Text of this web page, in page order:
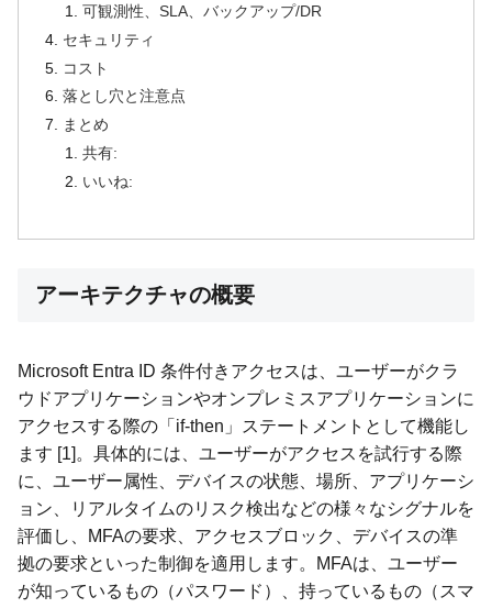
可観測性、SLA、バックアップ/DR
セキュリティ
コスト
落とし穴と注意点
まとめ
共有:
いいね:
アーキテクチャの概要
Microsoft Entra ID 条件付きアクセスは、ユーザーがクラ
ウドアプリケーションやオンプレミスアプリケーションに
アクセスする際の「if-then」ステートメントとして機能し
ます [1]。具体的には、ユーザーがアクセスを試行する際
に、ユーザー属性、デバイスの状態、場所、アプリケーシ
ョン、リアルタイムのリスク検出などの様々なシグナルを
評価し、MFAの要求、アクセスブロック、デバイスの準
拠の要求といった制御を適用します。MFAは、ユーザー
が知っているもの（パスワード）、持っているもの（スマ